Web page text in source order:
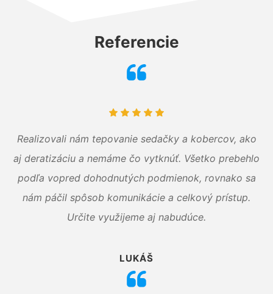
Referencie
Realizovali nám tepovanie sedačky a kobercov, ako
aj deratizáciu a nemáme čo vytknúť. Všetko prebehlo
podľa vopred dohodnutých podmienok, rovnako sa
nám páčil spôsob komunikácie a celkový prístup.
Určite využijeme aj nabudúce.
LUKÁŠ